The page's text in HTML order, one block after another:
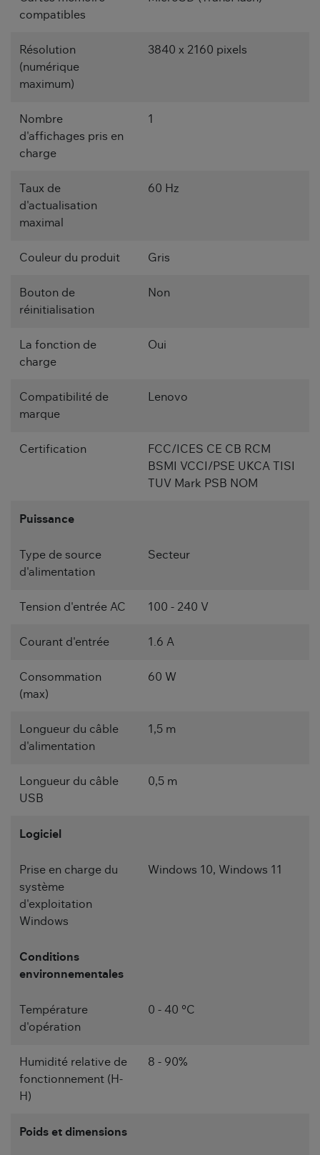
compatibles
Résolution
(numérique
maximum)
3840 x 2160 pixels
Nombre
d'affichages pris en
charge
1
Taux de
d'actualisation
maximal
60 Hz
Couleur du produit Gris
Bouton de
réinitialisation
Non
La fonction de
charge
Oui
Compatibilité de
marque
Lenovo
Certification
FCC/ICES CE CB RCM
BSMI VCCI/PSE UKCA TISI
TUV Mark PSB NOM
Puissance
Type de source
d'alimentation
Secteur
Tension d'entrée AC 100 - 240 V
Courant d'entrée 1.6 A
Consommation
(max)
60 W
Longueur du câble
d'alimentation
1,5 m
Longueur du câble
USB
0,5 m
Logiciel
Prise en charge du
système
d'exploitation
Windows
Windows 10, Windows 11
Conditions
environnementales
Température
d'opération
0 - 40 °C
Humidité relative de
fonctionnement (H-
H)
8 - 90%
Poids et dimensions